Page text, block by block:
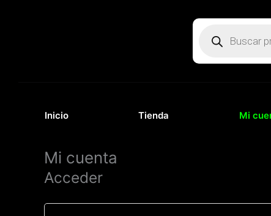
Búsqueda
productos
Inicio Tienda Mi
Mi cuenta
Acceder